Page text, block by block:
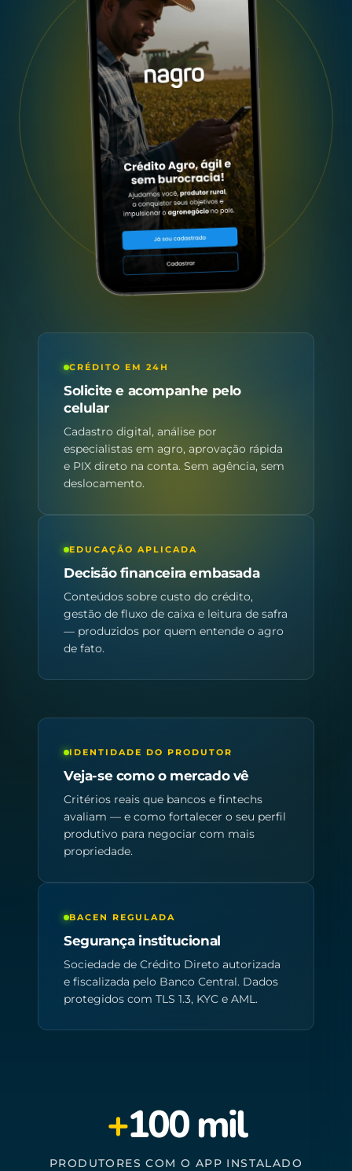
CRÉDITO EM 24H
Solicite e acompanhe pelo
celular
Cadastro digital, análise por
especialistas em agro, aprovação rápida
e PIX direto na conta. Sem agência, sem
deslocamento.
EDUCAÇÃO APLICADA
Decisão financeira embasada
Conteúdos sobre custo do crédito,
gestão de fluxo de caixa e leitura de safra
— produzidos por quem entende o agro
de fato.
IDENTIDADE DO PRODUTOR
Veja-se como o mercado vê
Critérios reais que bancos e fintechs
avaliam — e como fortalecer o seu perfil
produtivo para negociar com mais
propriedade.
BACEN REGULADA
Segurança institucional
Sociedade de Crédito Direto autorizada
e fiscalizada pelo Banco Central. Dados
protegidos com TLS 1.3, KYC e AML.
+100 mil
PRODUTORES COM O APP INSTALADO